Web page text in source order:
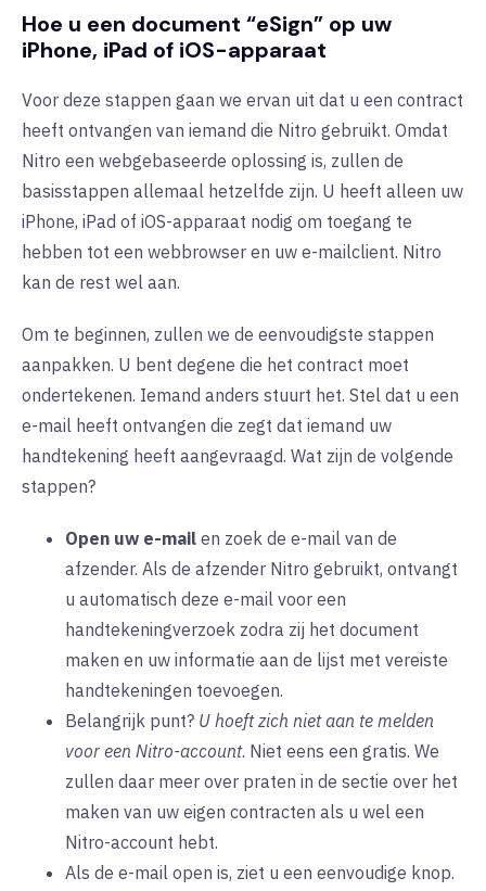
Hoe u een document “eSign” op uw
iPhone, iPad of iOS-apparaat
Voor deze stappen gaan we ervan uit dat u een contract
heeft ontvangen van iemand die Nitro gebruikt. Omdat
Nitro een webgebaseerde oplossing is, zullen de
basisstappen allemaal hetzelfde zijn. U heeft alleen uw
iPhone, iPad of iOS-apparaat nodig om toegang te
hebben tot een webbrowser en uw e-mailclient. Nitro
kan de rest wel aan.
Om te beginnen, zullen we de eenvoudigste stappen
aanpakken. U bent degene die het contract moet
ondertekenen. Iemand anders stuurt het. Stel dat u een
e-mail heeft ontvangen die zegt dat iemand uw
handtekening heeft aangevraagd. Wat zijn de volgende
stappen?
Open uw e-mail en zoek de e-mail van de
afzender. Als de afzender Nitro gebruikt, ontvangt
u automatisch deze e-mail voor een
handtekeningverzoek zodra zij het document
maken en uw informatie aan de lijst met vereiste
handtekeningen toevoegen.
Belangrijk punt? U hoeft zich niet aan te melden
voor een Nitro-account. Niet eens een gratis. We
zullen daar meer over praten in de sectie over het
maken van uw eigen contracten als u wel een
Nitro-account hebt.
Als de e-mail open is, ziet u een eenvoudige knop.